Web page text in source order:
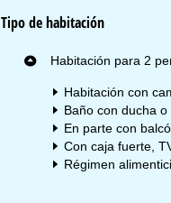
Tipo de habitación
Habitación para 2
Habitación con
Baño con ducha
En parte con
Con caja fuerte,
Régimen